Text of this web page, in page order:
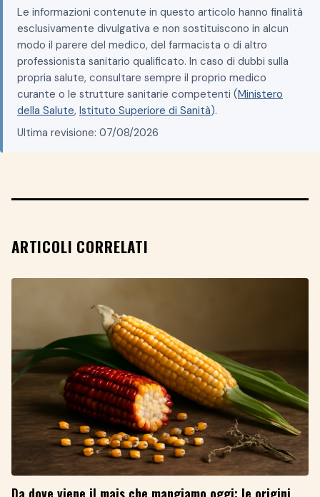
Le informazioni contenute in questo articolo hanno finalità
esclusivamente divulgativa e non sostituiscono in alcun
modo il parere del medico, del farmacista o di altro
professionista sanitario qualificato. In caso di dubbi sulla
propria salute, consultare sempre il proprio medico
curante o le strutture sanitarie competenti (Ministero
della Salute, Istituto Superiore di Sanità).
Ultima revisione: 07/08/2026
ARTICOLI CORRELATI